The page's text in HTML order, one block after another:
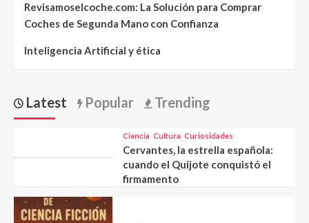
Revisamoselcoche.com: La Solución para Comprar
Coches de Segunda Mano con Confianza
Inteligencia Artificial y ética
Latest Popular Trending
Ciencia Cultura Curiosidades
Cervantes, la estrella española:
cuando el Quijote conquistó el
firmamento